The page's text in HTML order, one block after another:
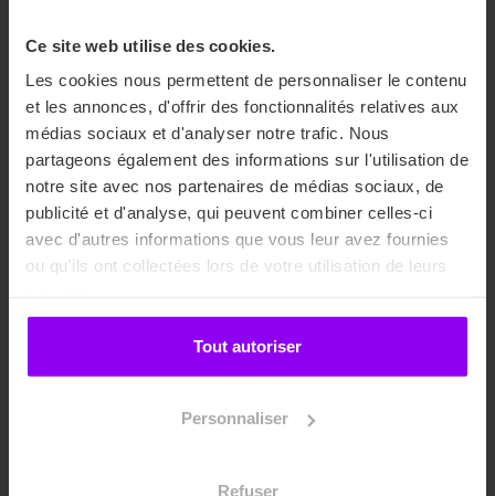
Ce site web utilise des cookies.
Les cookies nous permettent de personnaliser le contenu
et les annonces, d'offrir des fonctionnalités relatives aux
médias sociaux et d'analyser notre trafic. Nous
partageons également des informations sur l'utilisation de
notre site avec nos partenaires de médias sociaux, de
publicité et d'analyse, qui peuvent combiner celles-ci
avec d'autres informations que vous leur avez fournies
ou qu'ils ont collectées lors de votre utilisation de leurs
Tout autoriser
Personnaliser
Refuser
Management de projet
Coordination d’équipe
Gestion de projet
Gestion budgétaire